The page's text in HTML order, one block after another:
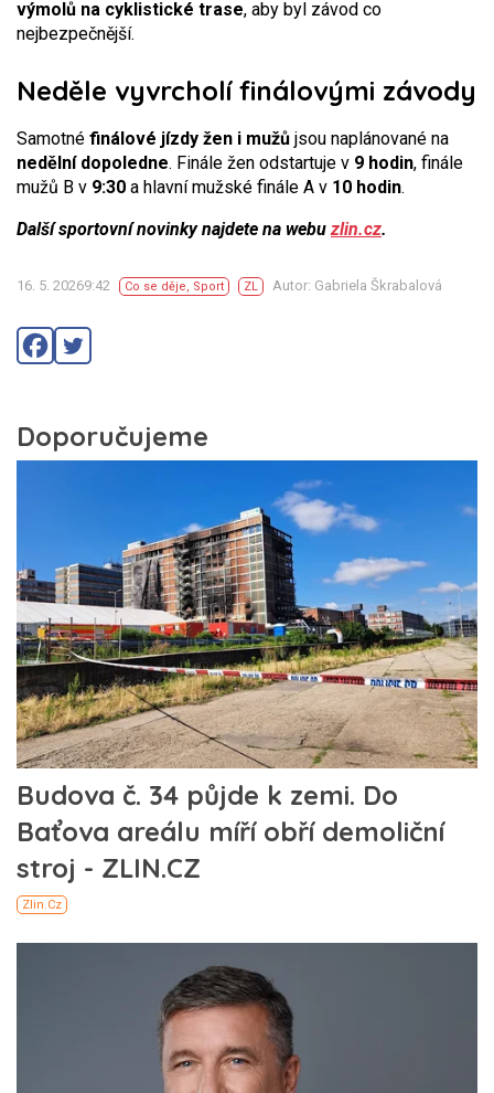
výmolů na cyklistické trase, aby byl závod co
nejbezpečnější.
Neděle vyvrcholí finálovými závody
Samotné finálové jízdy žen i mužů jsou naplánované na
nedělní dopoledne. Finále žen odstartuje v 9 hodin, finále
mužů B v 9:30 a hlavní mužské finále A v 10 hodin.
Další sportovní novinky najdete na webuzlin.cz.
16. 5. 20269:42 Co se děje, Sport ZL Autor: Gabriela Škrabalová